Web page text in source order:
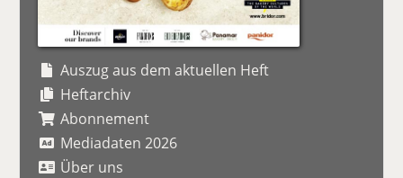
Auszug aus dem aktuellen Heft
Heftarchiv
Abonnement
Mediadaten 2026
Über uns